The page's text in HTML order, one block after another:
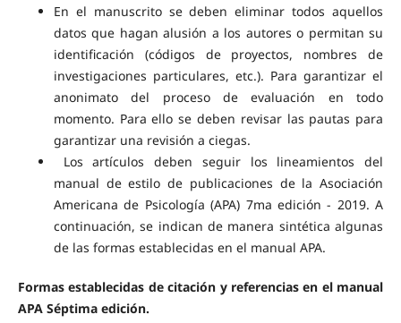
En el manuscrito se deben eliminar todos aquellos
datos que hagan alusión a los autores o permitan su
identificación (códigos de proyectos, nombres de
investigaciones particulares, etc.). Para garantizar el
anonimato del proceso de evaluación en todo
momento. Para ello se deben revisar las pautas para
garantizar una revisión a ciegas.
Los artículos deben seguir los lineamientos del
manual de estilo de publicaciones de la Asociación
Americana de Psicología (APA) 7ma edición - 2019. A
continuación, se indican de manera sintética algunas
de las formas establecidas en el manual APA.
Formas establecidas de citación y referencias en el manual
APA Séptima edición.